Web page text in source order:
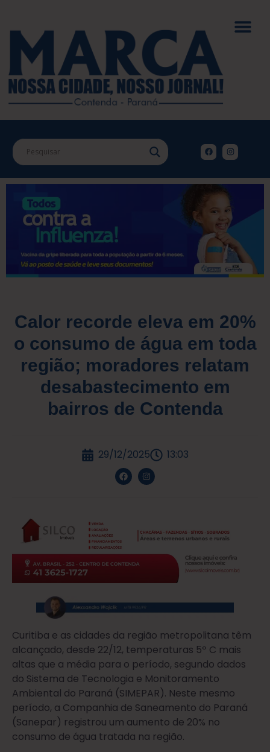
Calor recorde eleva em 20%
o consumo de água em toda
região; moradores relatam
desabastecimento em
bairros de Contenda
29/12/2025 13:03
Curitiba e as cidades da região metropolitana têm
alcançado, desde 22/12, temperaturas 5º C mais
altas que a média para o período, segundo dados
do Sistema de Tecnologia e Monitoramento
Ambiental do Paraná (SIMEPAR). Neste mesmo
período, a Companhia de Saneamento do Paraná
(Sanepar) registrou um aumento de 20% no
consumo de água tratada na região.